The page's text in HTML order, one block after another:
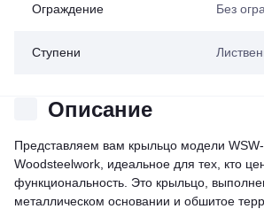
Ограждение Без
Ступени
Описание
Представляем вам крыльцо модели
Woodsteelwork, идеальное для тех, кто
функциональность. Это крыльцо,
металлическом основании и обшитое